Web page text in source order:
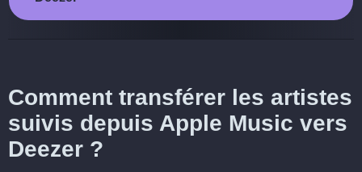
Comment transférer les artistes
suivis depuis Apple Music vers
Deezer ?